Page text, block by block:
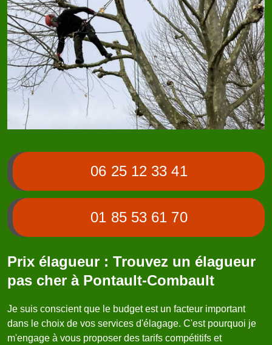
06 25 12 33 41
01 85 53 61 70
Prix élagueur : Trouvez un élagueur
pas cher à Pontault-Combault
Je suis conscient que le budget est un facteur important
dans le choix de vos services d'élagage. C'est pourquoi je
m'engage à vous proposer des tarifs compétitifs et